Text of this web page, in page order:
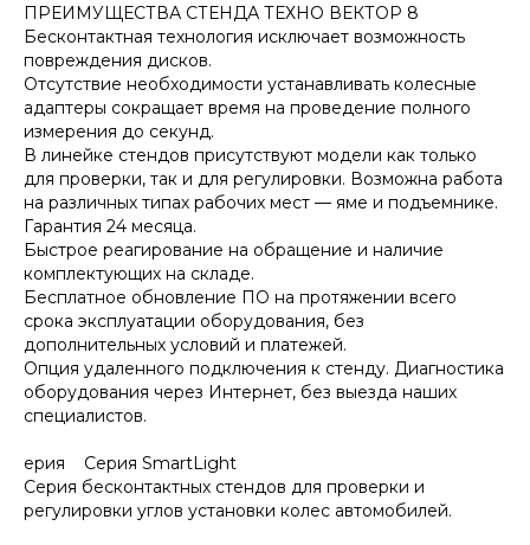
ПРЕИМУЩЕСТВА СТЕНДА ТЕХНО ВЕКТОР 8
Бесконтактная технология исключает возможность
повреждения дисков.
Отсутствие необходимости устанавливать колесные
адаптеры сокращает время на проведение полного
измерения до секунд.
В линейке стендов присутствуют модели как только
для проверки, так и для регулировки. Возможна работа
на различных типах рабочих мест — яме и подъемнике.
Гарантия 24 месяца.
Быстрое реагирование на обращение и наличие
комплектующих на складе.
Бесплатное обновление ПО на протяжении всего
срока эксплуатации оборудования, без
дополнительных условий и платежей.
Опция удаленного подключения к стенду. Диагностика
оборудования через Интернет, без выезда наших
специалистов.
ерия Серия SmartLight
Серия бесконтактных стендов для проверки и
регулировки углов установки колес автомобилей.